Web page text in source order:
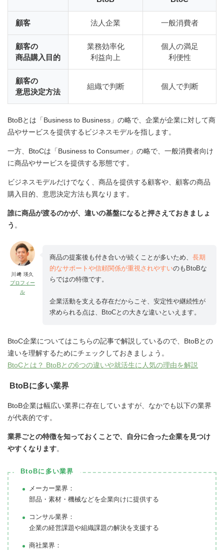
顧客 法人企業 一般消費者
顧客の
商品購入目的
業務効率化
利益向上
個人の満足
利便性
顧客の
意思決定方法
組織で判断 個人で判断
BtoBとは「Business to Business」の略で、企業が企業に対して商
品やサービスを提供するビジネスモデルを指します。
一方、BtoCは「Business to Consumer」の略で、一般消費者向け
に商品やサービスを提供する形態です。
ビジネスモデルだけでなく、商品を提供する顧客や、顧客の商品
購入目的、意思決定方法も異なります。
誰に商品が渡るのかが、違いの基盤になると押さえておきましょ
う 。
川﨑 瑛久
プロフィー
ル
商品の提案後も付き合いが続くことが多いため、 長期
的なサポートや信頼関係が重視されやすいのもBtoBな
らではの特徴です。
企業活動を支える存在だからこそ、安定性や継続性が
求められる点は、BtoCとの大きな違いといえます。
BtoC企業についてはこちらの記事で解説しているので、BtoBとの
違いを理解するためにチェックしておきましょう。
BtoCとは？ BtoBとの6つの違いや就活生に人気の理由を解説
BtoBに多い業界
BtoB企業は幅広い業界に存在していますが、なかでも以下の業界
が代表的です。
業界ごとの特徴を知っておくことで、自分に合った企業を見つけ
やすくなります。
BtoBに多い業界
メーカー業界：
部品・素材・機械などを企業向けに提供する
コンサル業界：
企業の経営課題や組織課題の解決を支援する
商社業界：